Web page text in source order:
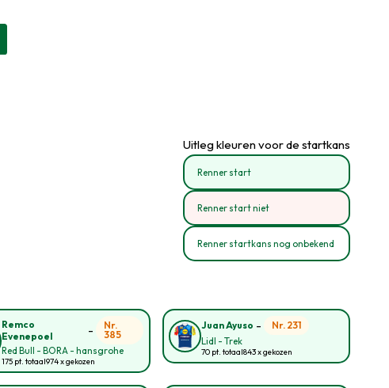
Uitleg kleuren voor de startkans
Renner start
Renner start niet
Renner startkans nog onbekend
Remco
Evenepoel
-
Nr.
385
Red Bull - BORA - hansgrohe
175 pt. totaal974 x gekozen
Juan Ayuso -
Nr. 231
Lidl - Trek
70 pt. totaal843 x gekozen